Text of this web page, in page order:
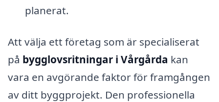
planerat.
Att välja ett företag som är specialiserat
på bygglovsritningar i Vårgårda kan
vara en avgörande faktor för framgången
av ditt byggprojekt. Den professionella